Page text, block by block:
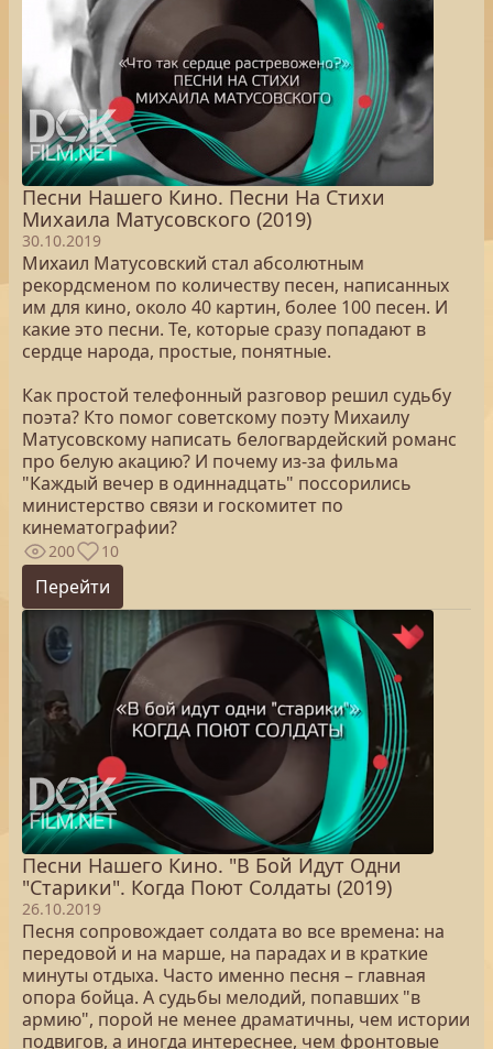
Песни Нашего Кино. Песни На Стихи
Михаила Матусовского (2019)
30.10.2019
Михаил Матусовский стал абсолютным
рекордсменом по количеству песен, написанных
им для кино, около 40 картин, более 100 песен. И
какие это песни. Те, которые сразу попадают в
сердце народа, простые, понятные.
Как простой телефонный разговор решил судьбу
поэта? Кто помог советскому поэту Михаилу
Матусовскому написать белогвардейский романс
про белую акацию? И почему из-за фильма
"Каждый вечер в одиннадцать" поссорились
министерство связи и госкомитет по
кинематографии?
200 10
Перейти
Песни Нашего Кино. "В Бой Идут Одни
"Старики". Когда Поют Солдаты (2019)
26.10.2019
Песня сопровождает солдата во все времена: на
передовой и на марше, на парадах и в краткие
минуты отдыха. Часто именно песня – главная
опора бойца. А судьбы мелодий, попавших "в
армию", порой не менее драматичны, чем истории
подвигов, а иногда интереснее, чем фронтовые